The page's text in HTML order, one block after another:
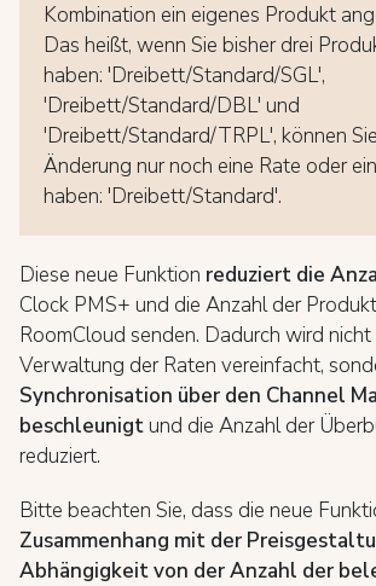
Kombination ein eigenes Produkt
Das heißt, wenn Sie bisher drei
haben: 'Dreibett/Standard/SGL',
'Dreibett/Standard/DBL' und
'Dreibett/Standard/TRPL', können
Änderung nur noch eine Rate oder
haben: 'Dreibett/Standard'.
Diese neue Funktion reduziert die
Clock PMS+ und die Anzahl der
RoomCloud senden. Dadurch wird nicht
Verwaltung der Raten vereinfacht,
Synchronisation über den Channel
beschleunigtund die Anzahl der
reduziert.
Bitte beachten Sie, dass die neue
Zusammenhang mit der
Abhängigkeit von der Anzahl der